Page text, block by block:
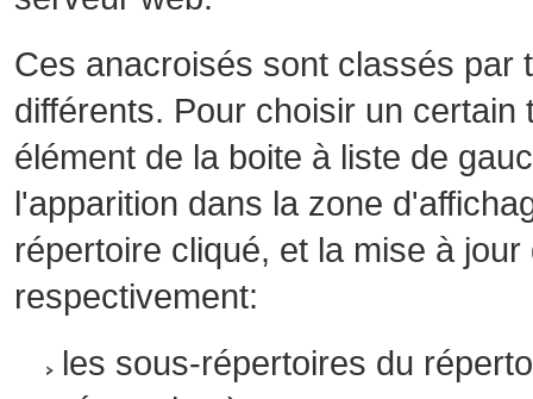
Ces anacroisés sont classés par
différents. Pour choisir un
élément de la boite à liste de
l'apparition dans la zone
répertoire cliqué, et la mise à
respectivement:
les sous-répertoires du